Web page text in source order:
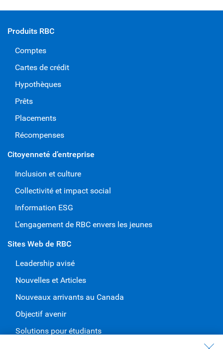
Produits RBC
Comptes
Cartes de crédit
Hypothèques
Prêts
Placements
Récompenses
Citoyenneté d’entreprise
Inclusion et culture
Collectivité et impact social
Information ESG
L’engagement de RBC envers les jeunes
Sites Web de RBC
Leadership avisé
Nouvelles et Articles
Nouveaux arrivants au Canada
Objectif avenir
Solutions pour étudiants